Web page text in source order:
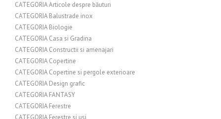
CATEGORIA Articole despre băuturi
CATEGORIA Balustrade inox
CATEGORIA Biologie
CATEGORIA Casa si Gradina
CATEGORIA Constructii si amenajari
CATEGORIA Copertine
CATEGORIA Copertine si pergole exterioare
CATEGORIA Design grafic
CATEGORIA FANTASY
CATEGORIA Ferestre
CATEGORIA Ferestre si usi